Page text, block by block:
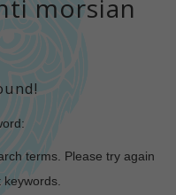
morsian
terms. Please try again